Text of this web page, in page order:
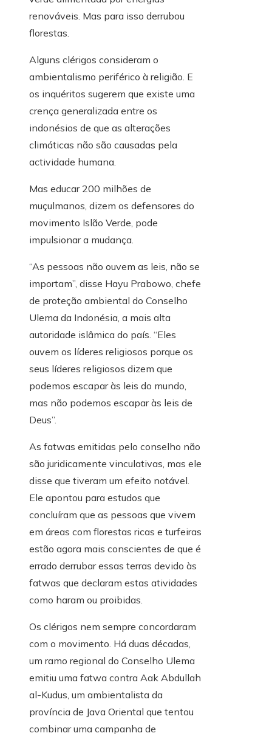
renováveis. Mas para isso derrubou
florestas.
Alguns clérigos consideram o
ambientalismo periférico à religião. E
os inquéritos sugerem que existe uma
crença generalizada entre os
indonésios de que as alterações
climáticas não são causadas pela
actividade humana.
Mas educar 200 milhões de
muçulmanos, dizem os defensores do
movimento Islão Verde, pode
impulsionar a mudança.
“As pessoas não ouvem as leis, não se
importam”, disse Hayu Prabowo, chefe
de proteção ambiental do Conselho
Ulema da Indonésia, a mais alta
autoridade islâmica do país. “Eles
ouvem os líderes religiosos porque os
seus líderes religiosos dizem que
podemos escapar às leis do mundo,
mas não podemos escapar às leis de
Deus”.
As fatwas emitidas pelo conselho não
são juridicamente vinculativas, mas ele
disse que tiveram um efeito notável.
Ele apontou para estudos que
concluíram que as pessoas que vivem
em áreas com florestas ricas e turfeiras
estão agora mais conscientes de que é
errado derrubar essas terras devido às
fatwas que declaram estas atividades
como haram ou proibidas.
Os clérigos nem sempre concordaram
com o movimento. Há duas décadas,
um ramo regional do Conselho Ulema
emitiu uma fatwa contra Aak Abdullah
al-Kudus, um ambientalista da
província de Java Oriental que tentou
combinar uma campanha de